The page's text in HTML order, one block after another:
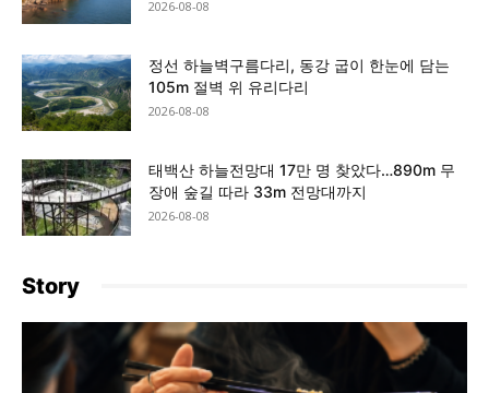
2026-08-08
정선 하늘벽구름다리, 동강 굽이 한눈에 담는
105m 절벽 위 유리다리
2026-08-08
태백산 하늘전망대 17만 명 찾았다…890m 무
장애 숲길 따라 33m 전망대까지
2026-08-08
Story